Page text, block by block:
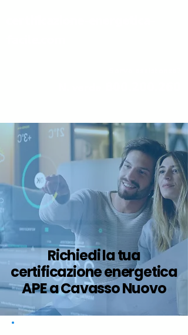
Richiedi la tua
certificazione energetica
APE a Cavasso Nuovo